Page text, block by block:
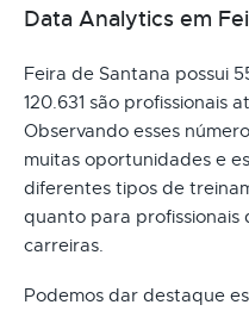
Data Analytics em
Feira de Santana possui
120.631 são profissionais
Observando esses
muitas oportunidades e
diferentes tipos de
quanto para profissionais
carreiras.
Podemos dar destaque